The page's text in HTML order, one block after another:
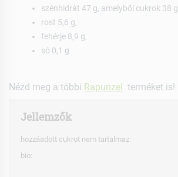
szénhidrát 47 g, amelyből cukrok 38 g,
rost 5,6 g,
fehérje 8,9 g,
só 0,1 g
Nézd meg a többi Rapunzel terméket is!
Jellemzők
hozzáadott cukrot nem tartalmaz:
bio: